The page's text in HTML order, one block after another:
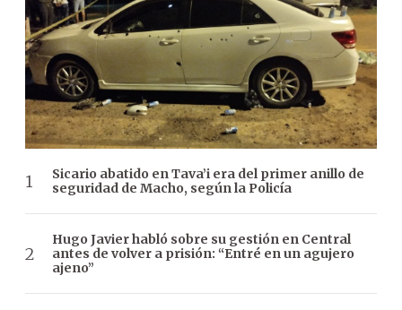
Sicario abatido en Tava’i era del primer anillo de
seguridad de Macho, según la Policía
Hugo Javier habló sobre su gestión en Central
antes de volver a prisión: “Entré en un agujero
ajeno”